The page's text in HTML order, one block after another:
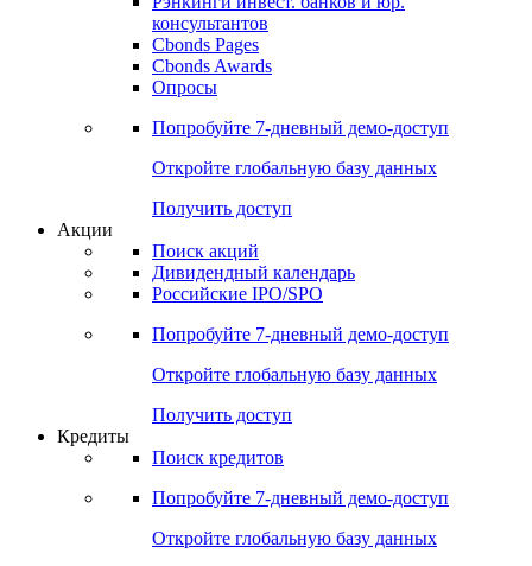
консультантов
Cbonds Pages
Cbonds Awards
Опросы
Попробуйте 7-дневный демо-доступ
Откройте глобальную базу данных
Получить доступ
Акции
Поиск акций
Дивидендный календарь
Российские IPO/SPO
Попробуйте 7-дневный демо-доступ
Откройте глобальную базу данных
Получить доступ
Кредиты
Поиск кредитов
Попробуйте 7-дневный демо-доступ
Откройте глобальную базу данных